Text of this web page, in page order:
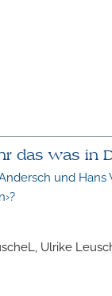
das was in
und
Ulrike